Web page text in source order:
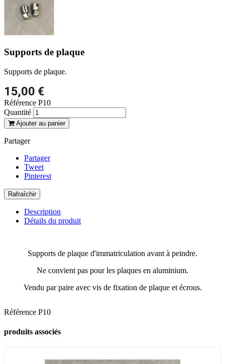
Supports de plaque
Supports de plaque.
15,00 €
Référence P10
Quantité
Ajouter au panier
Partager
Partager
Tweet
Pinterest
Description
Détails du produit
Supports de plaque d'immatriculation avant à peindre.
Ne convient pas pour les plaques en aluminium.
Vendu par paire avec vis de fixation de plaque et écrous.
Référence P10
produits associés